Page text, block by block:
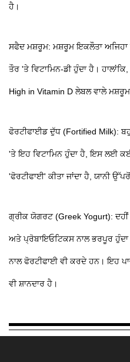
ਹੈ।
ਸਫੈਦ ਮਸ਼ਰੂਮ: ਮਸ਼ਰੂਮ ਇਕਲੌਤਾ ਅਜਿਹਾ
ਤੌਰ 'ਤੇ ਵਿਟਾਮਿਨ-ਡੀ ਹੁੰਦਾ ਹੈ।
High in Vitamin D ਲੇਬਲ ਵਾਲੇ
ਫੋਰਟੀਫਾਈਡ ਦੁੱਧ (Fortified Milk):
'ਤੇ ਇਹ ਵਿਟਾਮਿਨ ਹੁੰਦਾ ਹੈ, ਇਸ ਲਈ
'ਫੋਰਟੀਫਾਈ' ਕੀਤਾ ਜਾਂਦਾ ਹੈ, ਯਾਨੀ
ਗ੍ਰੀਕ ਯੋਗਰਟ (Greek Yogurt):
ਅਤੇ ਪ੍ਰੋਬਾਇਓਟਿਕਸ ਨਾਲ ਭਰਪੂਰ
ਨਾਲ ਫੋਰਟੀਫਾਈ ਵੀ ਕਰਦੇ ਹਨ। ਇਹ
ਵੀ ਸ਼ਾਨਦਾਰ ਹੈ।